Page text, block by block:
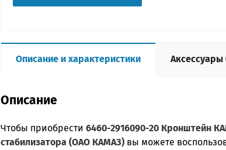
Описание и характеристики Аксессуары
Описание
Чтобы приобрести 6460-2916090-20 Кронштейн
стабилизатора (ОАО КАМАЗ) вы можете